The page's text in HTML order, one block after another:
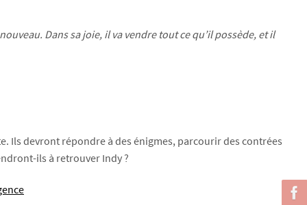
Dans sa joie, il va vendre tout ce qu’il possède, et il
Ils devront répondre à des énigmes, parcourir des contrées
ils à retrouver Indy ?